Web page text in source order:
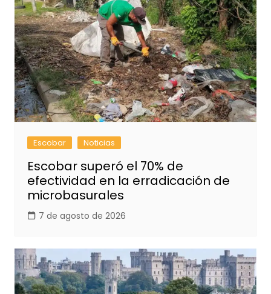
Escobar Noticias
Escobar superó el 70% de
efectividad en la erradicación de
microbasurales
7 de agosto de 2026